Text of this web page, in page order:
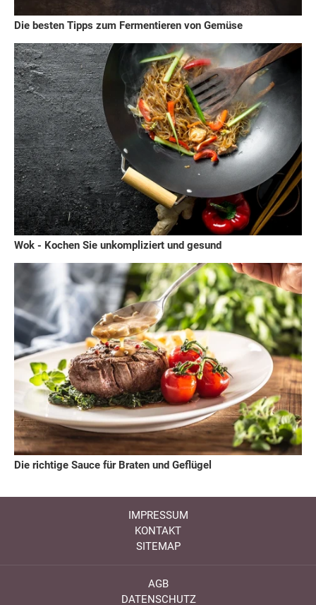
Die besten Tipps zum Fermentieren von Gemüse
Wok - Kochen Sie unkompliziert und gesund
Die richtige Sauce für Braten und Geflügel
IMPRESSUM
KONTAKT
SITEMAP
AGB
DATENSCHUTZ